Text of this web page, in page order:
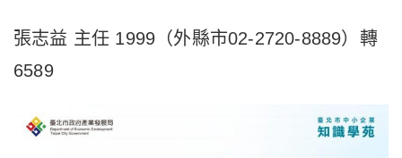
張志益 主任 1999（外縣市02-2720-8889）轉
6589